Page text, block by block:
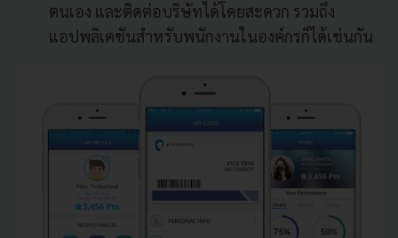
ตนเอง และติดต่อบริษัทได้โดยสะดวก รวมถึง
แอปพลิเคชันสำหรับพนักงานในองค์กรก็ได้เช่นกัน